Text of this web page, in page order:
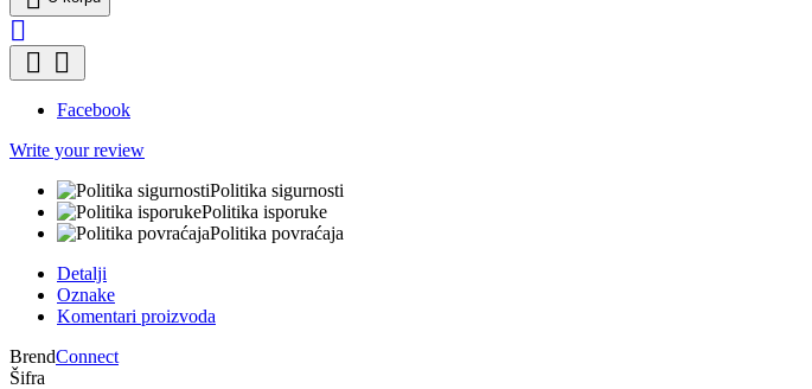

 
Facebook
Write your review
Politika sigurnosti
Politika isporuke
Politika povraćaja
Detalji
Oznake
Komentari proizvoda
BrendConnect
Šifra